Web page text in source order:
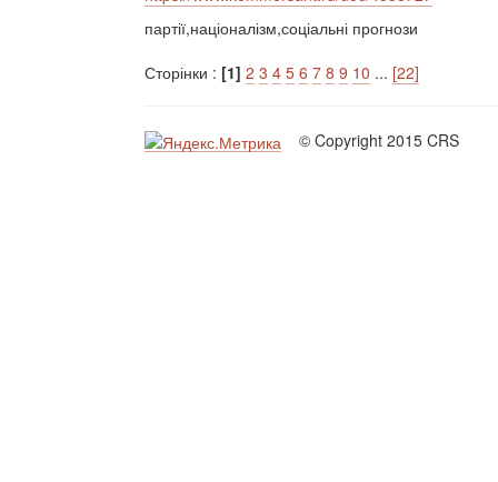
партії,націоналізм,соціальні прогнози
Сторінки : [1] 2 3 4 5 6 7 8 9 10 ... [22]
© Copyright 2015 CRS